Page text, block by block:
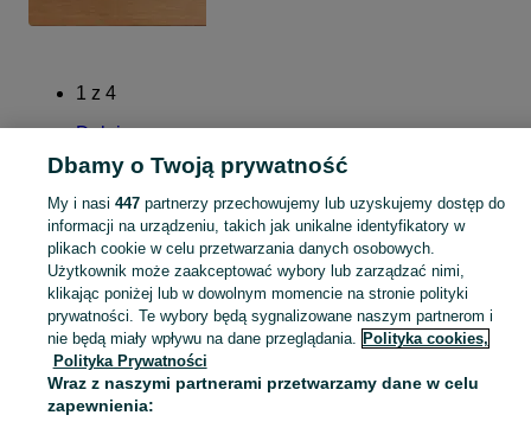
1 z 4
Dalej
Strona główna Elektronika Telefony Akcesoria Etui
Etui - Wielkopolskie
Etui - Krotoszyn
KATEGORIA
Dbamy o Twoją prywatność
My i nasi 447partnerzy przechowujemy lub uzyskujemy dostęp do
informacji na urządzeniu, takich jak unikalne identyfikatory w
plikach cookie w celu przetwarzania danych osobowych.
Użytkownik może zaakceptować wybory lub zarządzać nimi,
klikając poniżej lub w dowolnym momencie na stronie polityki
prywatności. Te wybory będą sygnalizowane naszym partnerom i
nie będą miały wpływu na dane przeglądania. Polityka cookies,
Polityka Prywatności
Wraz z naszymi partnerami przetwarzamy dane w celu
zapewnienia: